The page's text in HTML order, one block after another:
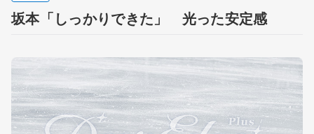
坂本「しっかりできた」 光った安定感